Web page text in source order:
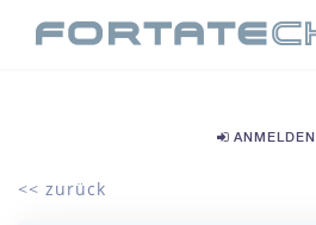
ANMELDEN
<< zurück